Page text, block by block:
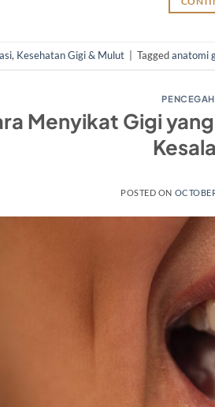
, Kesehatan Gigi & Mulut Taggedanatomi
Menyikat Gigi
POSTED ON